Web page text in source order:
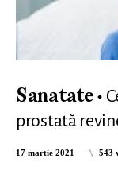
Sanatate
prostată
17 martie 2021 543